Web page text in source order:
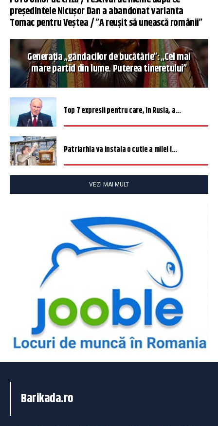
președintele Nicușor Dan a abandonat varianta
Tomac pentru Veștea / ”A reușit să unească românii”
Generația „gândacilor de bucătărie”: „Cel mai
mare partid din lume. Puterea tineretului”
Top 7 expresii pentru care, în Rusia, a...
Patriarhia va instala o cutie a milei î...
VEZI MAI MULT
Barikada.ro